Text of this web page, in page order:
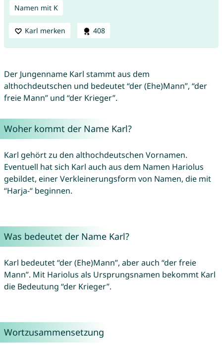
Namen mit K
Karl merken 408
Der Jungenname Karl stammt aus dem
althochdeutschen und bedeutet “der (Ehe)Mann”, “der
freie Mann” und “der Krieger”.
Woher kommt der Name Karl?
Karl gehört zu den althochdeutschen Vornamen.
Eventuell hat sich Karl auch aus dem Namen Hariolus
gebildet, einer Verkleinerungsform von Namen, die mit
“Harja-“ beginnen.
Was bedeutet der Name Karl?
Karl bedeutet “der (Ehe)Mann”, aber auch “der freie
Mann”. Mit Hariolus als Ursprungsnamen bekommt Karl
die Bedeutung “der Krieger”.
Wortzusammensetzung